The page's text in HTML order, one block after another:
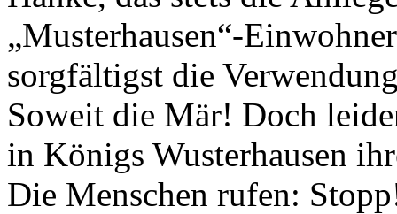
„Musterhausen“-
sorgfältigst die
Soweit die Mär! Doch
in Königs Wusterhausen
Die Menschen rufen: